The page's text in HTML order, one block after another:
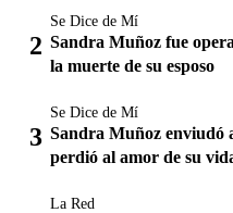
Se Dice de Mí
Sandra Muñoz fue
la muerte de su esposo
Se Dice de Mí
Sandra Muñoz enviudó
perdió al amor de su
La Red